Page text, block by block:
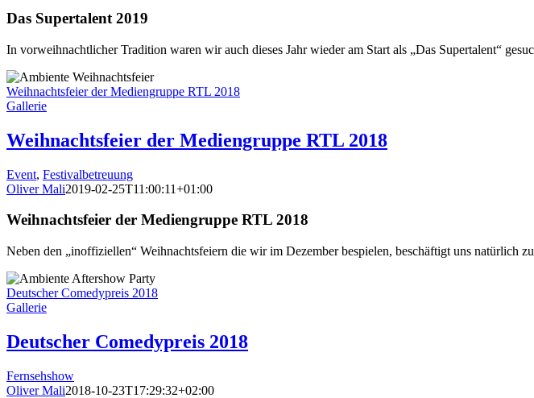
Das Supertalent 2019
In vorweihnachtlicher Tradition waren wir auch dieses Jahr wieder am Start als „Das Supertalent“
Weihnachtsfeier der Mediengruppe RTL 2018
Gallerie
Weihnachtsfeier der Mediengruppe RTL 2018
Event, Festivalbetreuung
Oliver Mali2019-02-25T11:00:11+01:00
Weihnachtsfeier der Mediengruppe RTL 2018
Neben den „inoffiziellen“ Weihnachtsfeiern die wir im Dezember bespielen, beschäftigt uns natürlich
Deutscher Comedypreis 2018
Gallerie
Deutscher Comedypreis 2018
Fernsehshow
Oliver Mali2018-10-23T17:29:32+02:00